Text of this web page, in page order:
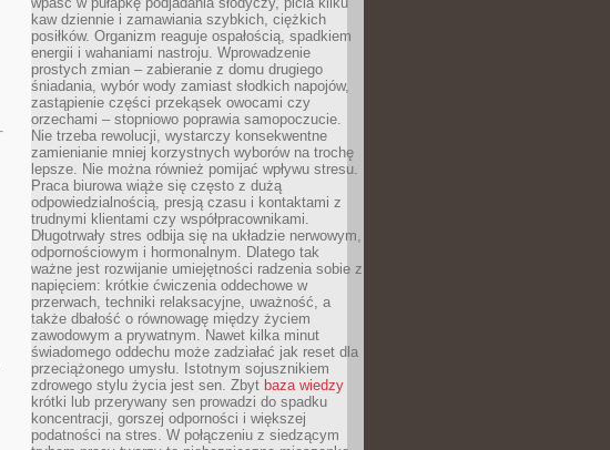
kaw dziennie i zamawiania szybkich, ciężkich
posiłków. Organizm reaguje ospałością, spadkiem
energii i wahaniami nastroju. Wprowadzenie
prostych zmian – zabieranie z domu drugiego
śniadania, wybór wody zamiast słodkich napojów,
zastąpienie części przekąsek owocami czy
orzechami – stopniowo poprawia samopoczucie.
Nie trzeba rewolucji, wystarczy konsekwentne
zamienianie mniej korzystnych wyborów na trochę
lepsze. Nie można również pomijać wpływu stresu.
Praca biurowa wiąże się często z dużą
odpowiedzialnością, presją czasu i kontaktami z
trudnymi klientami czy współpracownikami.
Długotrwały stres odbija się na układzie nerwowym,
odpornościowym i hormonalnym. Dlatego tak
ważne jest rozwijanie umiejętności radzenia sobie z
napięciem: krótkie ćwiczenia oddechowe w
przerwach, techniki relaksacyjne, uważność, a
także dbałość o równowagę między życiem
zawodowym a prywatnym. Nawet kilka minut
świadomego oddechu może zadziałać jak reset dla
przeciążonego umysłu. Istotnym sojusznikiem
zdrowego stylu życia jest sen. Zbyt baza wiedzy
krótki lub przerywany sen prowadzi do spadku
koncentracji, gorszej odporności i większej
podatności na stres. W połączeniu z siedzącym